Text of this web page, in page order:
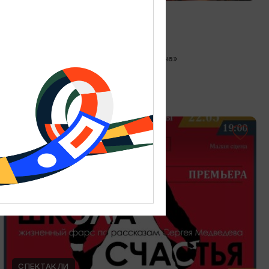
Зеленоградск, Кафе «Соленая ворона»
ОТ 300₽
СПЕКТАКЛИ